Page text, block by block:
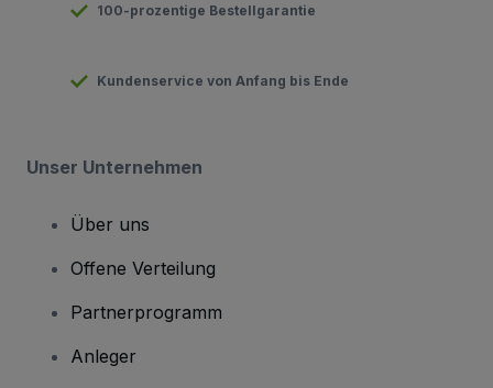
100-prozentige Bestellgarantie
Kundenservice von Anfang bis Ende
Unser Unternehmen
Über uns
Offene Verteilung
Partnerprogramm
Anleger